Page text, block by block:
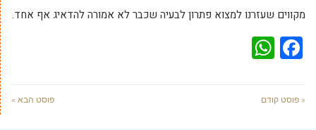
מקווים שעזרנו למצוא פתרון לבעיה שכבר לא אמורה להדאיג אף אחד.
Facebook
« פוסט קודם פוסט הבא »